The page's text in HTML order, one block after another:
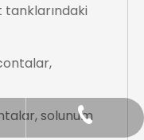
tanklarındaki
solunum